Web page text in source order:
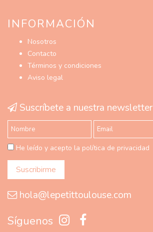
INFORMACIÓN
Nosotros
Contacto
Términos y condiciones
Aviso legal
Suscríbete a nuestra newsletter
He leído y acepto la política de privacidad
hola@lepetittoulouse.com
Síguenos